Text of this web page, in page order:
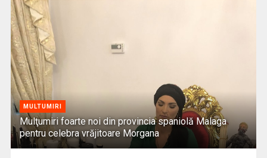
MULTUMIRI
Mulţumiri foarte noi din provincia spaniolă Malaga
pentru celebra vrăjitoare Morgana